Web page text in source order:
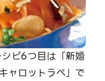
ピ6つ目は「新婚
ャロットラペ」で